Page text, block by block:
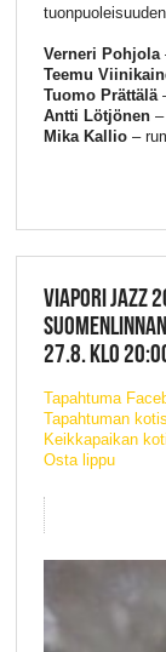
Verneri Pohjola
Teemu
Tuomo Prättälä
Antti Lötjönen–
Mika Kallio–
VIAPORI JAZZ
27.8. KLO
Tapahtuma
Tapahtuman
Keikkapaikan
Osta lippu